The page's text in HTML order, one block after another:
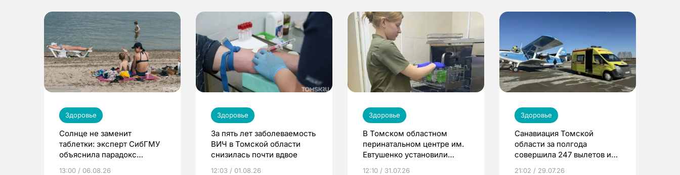
Здоровье
Солнце не заменит
таблетки: эксперт СибГМУ
объяснила парадокс
13:00 / 06.08.26
Здоровье
За пять лет заболеваемость
ВИЧ в Томской области
снизилась почти вдвое
12:03 / 01.08.26
Здоровье
В Томском областном
перинатальном центре им.
Евтушенко установили
12:10 / 31.07.26
Здоровье
Санавиация Томской
области за полгода
совершила 247 вылетов и
21:02 / 29.07.26